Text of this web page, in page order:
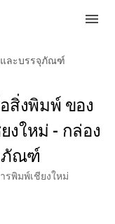
menu
และบรรจุภัณฑ์
สิ่งพิมพ์ ของ
งใหม่ - กล่อง
ภัณฑ์
รพิมพ์เชียงใหม่